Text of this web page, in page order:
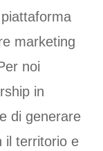
marketing
noi
in
di generare
il territorio e